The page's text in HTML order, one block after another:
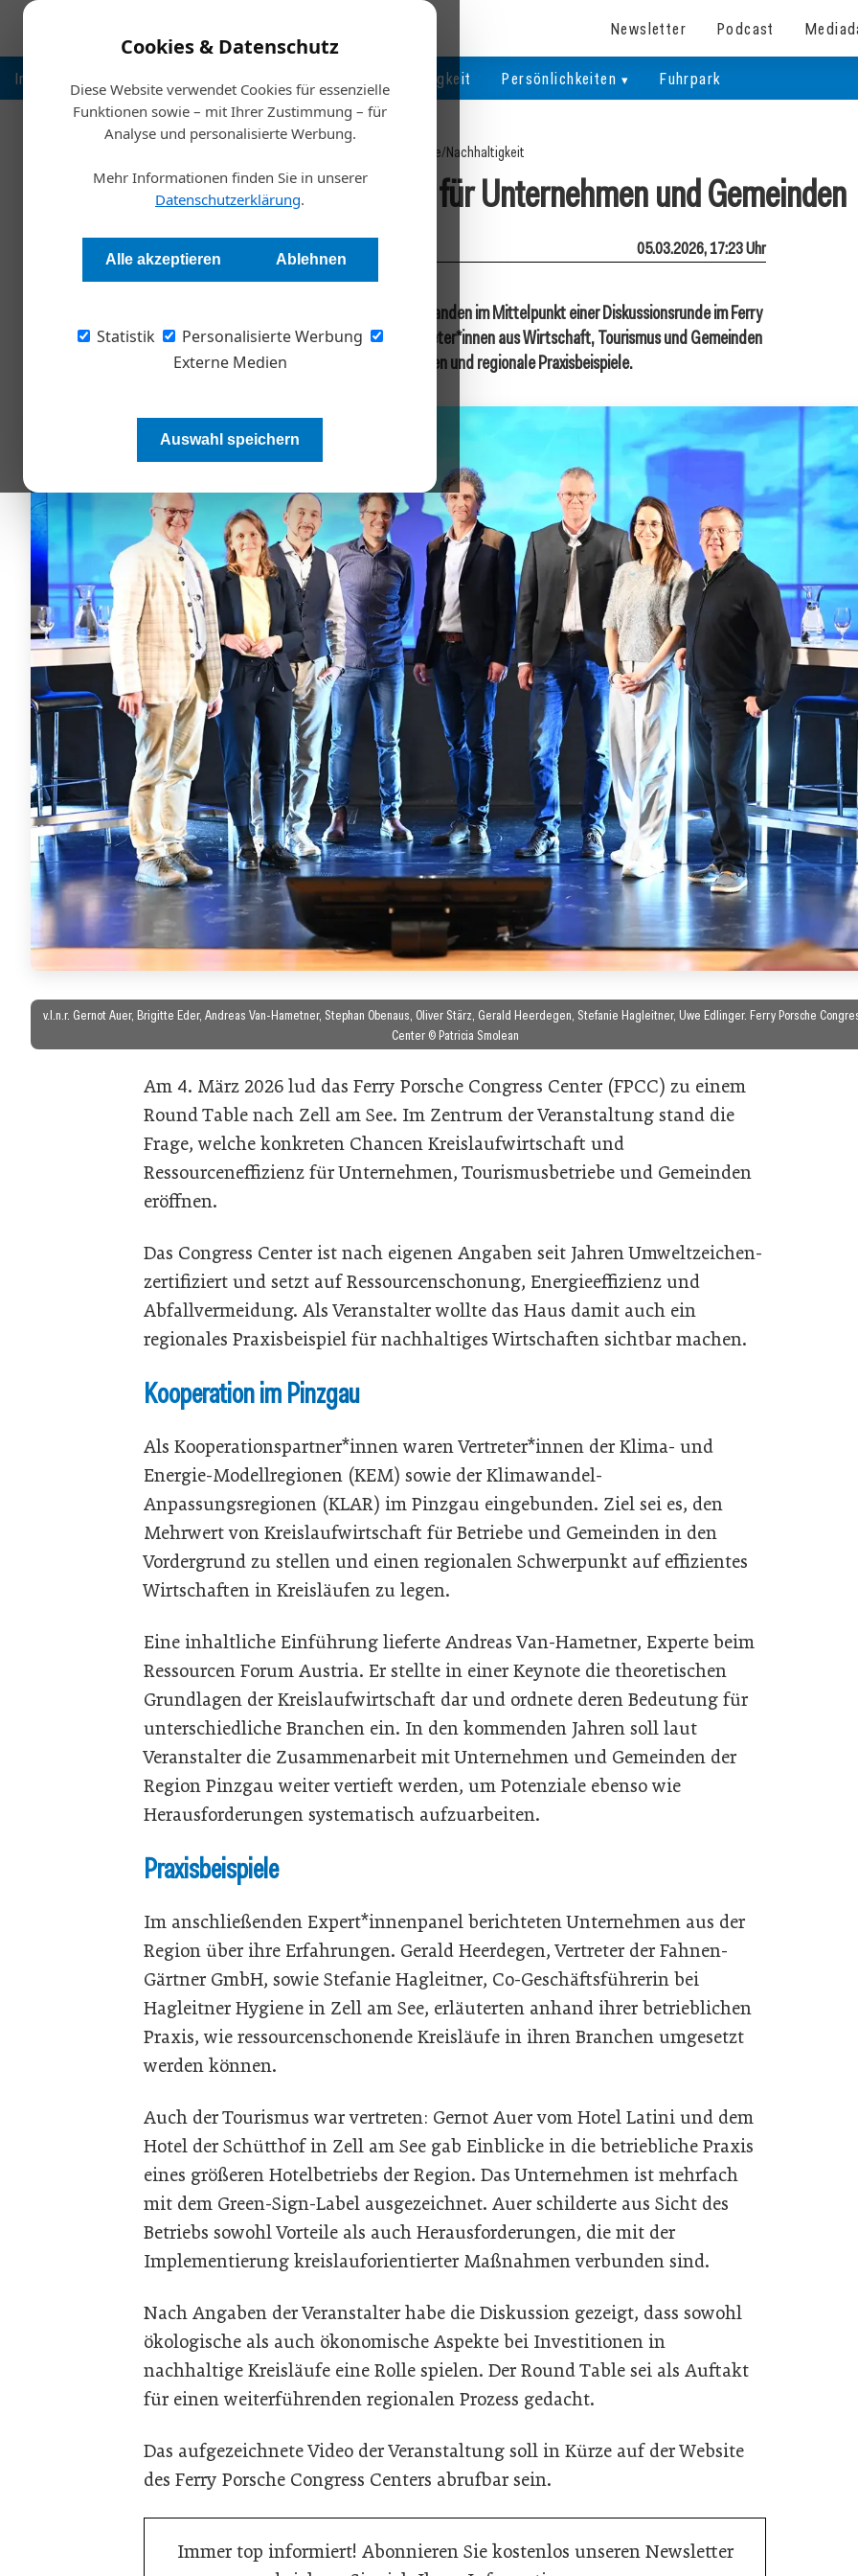
Cookies & Datenschutz
Diese Website verwendet Cookies für essenzielle
Funktionen sowie – mit Ihrer Zustimmung – für
Analyse und personalisierte Werbung.
Mehr Informationen finden Sie in unserer
Datenschutzerklärung.
Alle akzeptieren Ablehnen
Statistik
Personalisierte Werbung
Externe Medien
Auswahl speichern
Newsletter Podcast
Inspiration Nachhaltigkeit Persönlichkeiten Fuhrpark
Startseite/Nachhaltigkeit
Kreislaufwirtschaft als Chance für Unternehmen und Gemeinden
Redaktion Die Wirtschaft 05.03.2026, 17:23 Uhr
Ressourceneffizienz und Kreislaufwirtschaft standen im Mittelpunkt einer Diskussionsrunde im Ferry
Porsche Congress Center in Zell am See. Vertreter*innen aus Wirtschaft, Tourismus und Gemeinden
diskutierten über Potenziale, Herausforderungen und regionale Praxisbeispiele.
v.l.n.r. Gernot Auer, Brigitte Eder, Andreas Van-Hametner, Stephan Obenaus, Oliver Stärz, Gerald Heerdegen, Stefanie Hagleitner, Uwe Edlinger. Ferry Porsche
Center © Patricia Smolean
Am 4. März 2026 lud das Ferry Porsche Congress Center (FPCC) zu einem
Round Table nach Zell am See. Im Zentrum der Veranstaltung stand die
Frage, welche konkreten Chancen Kreislaufwirtschaft und
Ressourceneffizienz für Unternehmen, Tourismusbetriebe und Gemeinden
eröffnen.
Das Congress Center ist nach eigenen Angaben seit Jahren Umweltzeichen-
zertifiziert und setzt auf Ressourcenschonung, Energieeffizienz und
Abfallvermeidung. Als Veranstalter wollte das Haus damit auch ein
regionales Praxisbeispiel für nachhaltiges Wirtschaften sichtbar machen.
Kooperation im Pinzgau
Als Kooperationspartner*innen waren Vertreter*innen der Klima- und
Energie-Modellregionen (KEM) sowie der Klimawandel-
Anpassungsregionen (KLAR) im Pinzgau eingebunden. Ziel sei es, den
Mehrwert von Kreislaufwirtschaft für Betriebe und Gemeinden in den
Vordergrund zu stellen und einen regionalen Schwerpunkt auf effizientes
Wirtschaften in Kreisläufen zu legen.
Eine inhaltliche Einführung lieferte Andreas Van-Hametner, Experte beim
Ressourcen Forum Austria. Er stellte in einer Keynote die theoretischen
Grundlagen der Kreislaufwirtschaft dar und ordnete deren Bedeutung für
unterschiedliche Branchen ein. In den kommenden Jahren soll laut
Veranstalter die Zusammenarbeit mit Unternehmen und Gemeinden der
Region Pinzgau weiter vertieft werden, um Potenziale ebenso wie
Herausforderungen systematisch aufzuarbeiten.
Praxisbeispiele
Im anschließenden Expert*innenpanel berichteten Unternehmen aus der
Region über ihre Erfahrungen. Gerald Heerdegen, Vertreter der Fahnen-
Gärtner GmbH, sowie Stefanie Hagleitner, Co-Geschäftsführerin bei
Hagleitner Hygiene in Zell am See, erläuterten anhand ihrer betrieblichen
Praxis, wie ressourcenschonende Kreisläufe in ihren Branchen umgesetzt
werden können.
Auch der Tourismus war vertreten: Gernot Auer vom Hotel Latini und dem
Hotel der Schütthof in Zell am See gab Einblicke in die betriebliche Praxis
eines größeren Hotelbetriebs der Region. Das Unternehmen ist mehrfach
mit dem Green-Sign-Label ausgezeichnet. Auer schilderte aus Sicht des
Betriebs sowohl Vorteile als auch Herausforderungen, die mit der
Implementierung kreislauforientierter Maßnahmen verbunden sind.
Nach Angaben der Veranstalter habe die Diskussion gezeigt, dass sowohl
ökologische als auch ökonomische Aspekte bei Investitionen in
nachhaltige Kreisläufe eine Rolle spielen. Der Round Table sei als Auftakt
für einen weiterführenden regionalen Prozess gedacht.
Das aufgezeichnete Video der Veranstaltung soll in Kürze auf der Website
des Ferry Porsche Congress Centers abrufbar sein.
Immer top informiert! Abonnieren Sie kostenlos unseren Newsletter